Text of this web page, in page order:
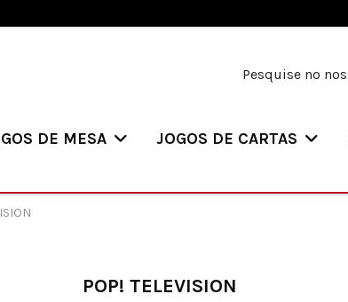
DE MESA JOGOS DE CARTAS
POP! TELEVISION